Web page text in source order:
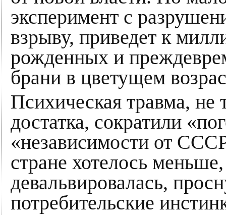
эксперимент с
взрыву, приведет к
рожденных и
брани в цветущем
Психическая травма, не
достатка, сократили
«независимости от
стране хотелось
девальвировалась,
потребительские